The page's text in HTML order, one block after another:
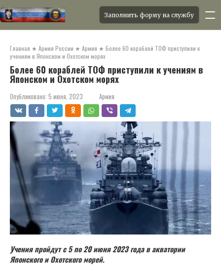
контенту
Заполнить форму на службу
Главная ★ Армия России ★ Армия ★ Более 60 кораблей ТОФ приступили к
учениям в Японском и Охотском морях
Более 60 кораблей ТОФ приступили к учениям в
Японском и Охотском морях
Опубликовано: 5 июня, 2023 Армия
Учения пройдут с 5 по 20 июня 2023 года в акватории
Японского и Охотского морей.